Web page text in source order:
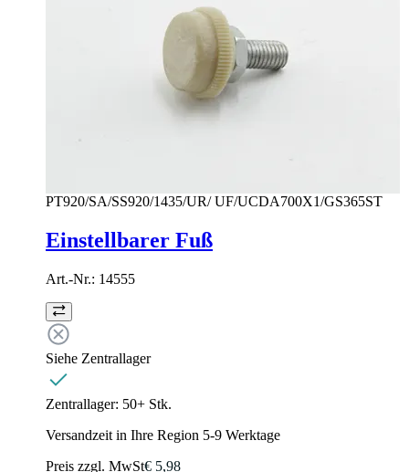
PT920/SA/SS920/1435/UR/ UF/UCDA700X1/GS365ST
Einstellbarer Fuß
Art.-Nr.: 14555
Siehe Zentrallager
Zentrallager: 50+ Stk.
Versandzeit in Ihre Region 5-9 Werktage
Preis zzgl. MwSt€ 5,98